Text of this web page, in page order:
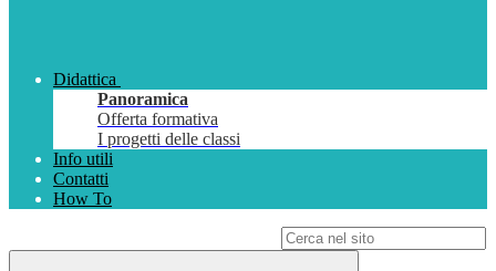
Didattica
Panoramica
Offerta formativa
I progetti delle classi
Info utili
Contatti
How To